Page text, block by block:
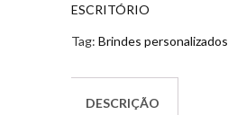
ESCRITÓRIO
Tag: Brindes personalizados
DESCRIÇÃO